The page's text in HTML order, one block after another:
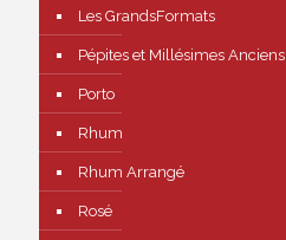
Les GrandsFormats
Pépites et Millésimes Anciens
Porto
Rhum
Rhum Arrangé
Rosé